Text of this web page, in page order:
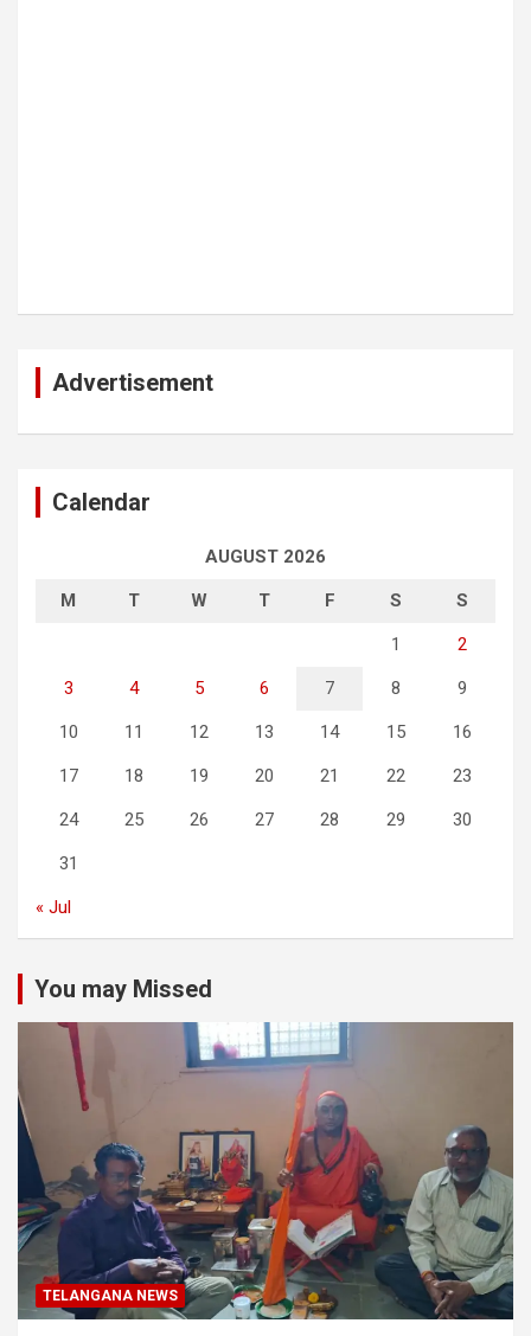
Advertisement
Calendar
AUGUST 2026
M T W T F S S
1 2
3 4 5 6 7 8 9
10 11 12 13 14 15 16
17 18 19 20 21 22 23
24 25 26 27 28 29 30
31
« Jul
You may Missed
TELANGANA NEWS